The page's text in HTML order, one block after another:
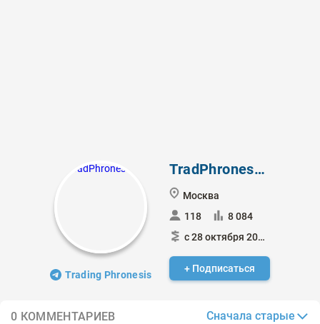
Trading Phronesis
TradPhronesis
Москва
118
8 084
с 28 октября 2020
+ Подписаться
0 КОММЕНТАРИЕВ Сначала старые